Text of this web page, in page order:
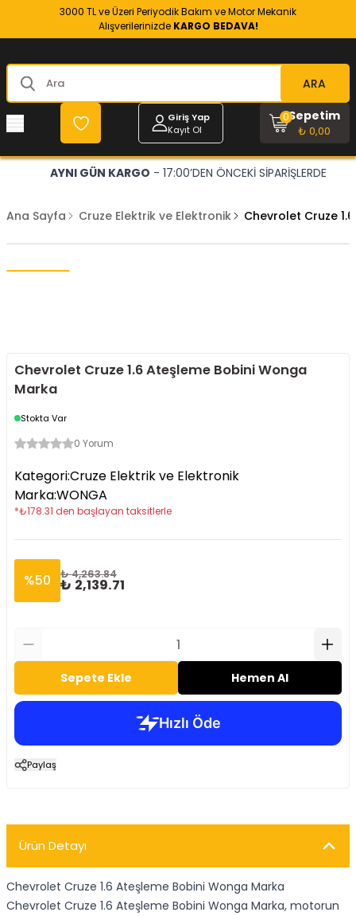
3000 TL ve Üzeri Periyodik Bakım ve Motor Mekanik
Alışverilerinizde KARGO BEDAVA!
ARA
Giriş Yap
Kayıt Ol
Sepetim
₺ 0,00
0
AYNI GÜN KARGO - 17:00’DEN ÖNCEKİ SİPARİŞLERDE
Ana Sayfa Cruze Elektrik ve Elektronik Chevrolet Cruze
Chevrolet Cruze 1.6 Ateşleme Bobini Wonga
Marka
Stokta Var
0 Yorum
Kategori:Cruze Elektrik ve Elektronik
Marka:WONGA
*₺178.31 den başlayan taksitlerle
%50 ₺ 4,263.84
₺ 2,139.71
Sepete Ekle Hemen Al
Paylaş
Ürün Detayı
Chevrolet Cruze 1.6 Ateşleme Bobini Wonga Marka
Chevrolet Cruze 1.6 Ateşleme Bobini Wonga Marka, motorun